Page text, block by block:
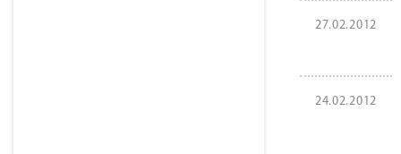
27.02.2012
24.02.2012